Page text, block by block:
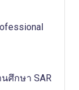
ศึกษา SAR